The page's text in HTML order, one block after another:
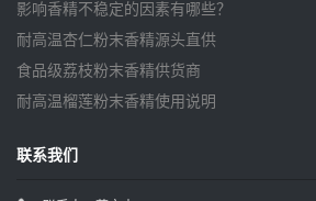
影响香精不稳定的因素有哪些？
耐高温杏仁粉末香精源头直供
食品级荔枝粉末香精供货商
耐高温榴莲粉末香精使用说明
联系我们